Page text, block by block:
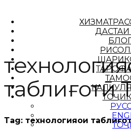
таблиғотӣ
Tag: технологияҳои